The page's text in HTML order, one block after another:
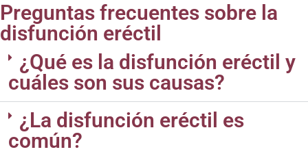
Preguntas frecuentes sobre la
disfunción eréctil
¿Qué es la disfunción eréctil y
cuáles son sus causas?
¿La disfunción eréctil es
común?